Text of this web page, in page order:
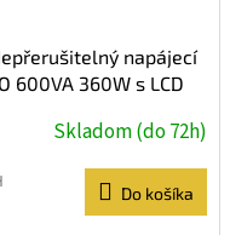
napájecí
600VA 360W s LCD
Skladom (do 72h)
Do košíka